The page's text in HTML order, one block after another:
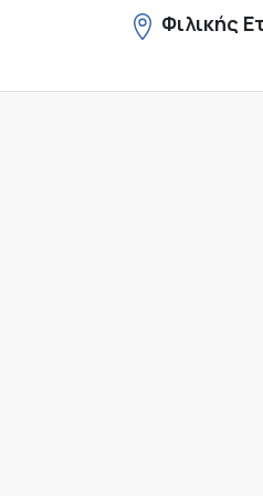
Φιλικής